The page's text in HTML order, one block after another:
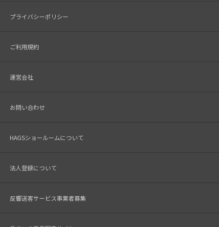
プライバシーポリシー
ご利用規約
運営会社
お問い合わせ
HAGSショールームについて
法人登録について
反響送客サービス事業者募集